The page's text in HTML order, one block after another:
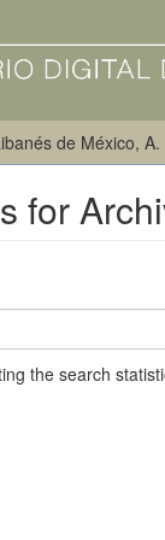
de México, A.
for
the search